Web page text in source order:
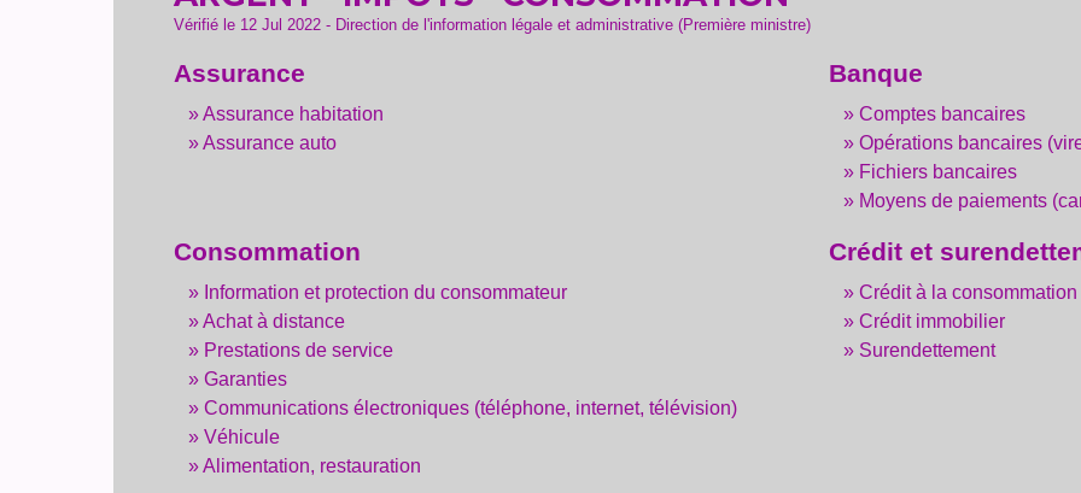
Vérifié le 12 Jul 2022 - Direction de l'information légale et administrative (Première ministre)
Assurance
Assurance habitation
Assurance auto
Banque
Comptes bancaires
Opérations bancaires
Fichiers bancaires
Moyens de paiements
Consommation
Information et protection du consommateur
Achat à distance
Prestations de service
Garanties
Communications électroniques (téléphone, internet, télévision)
Véhicule
Alimentation, restauration
Crédit et
Crédit à la consommation
Crédit immobilier
Surendettement